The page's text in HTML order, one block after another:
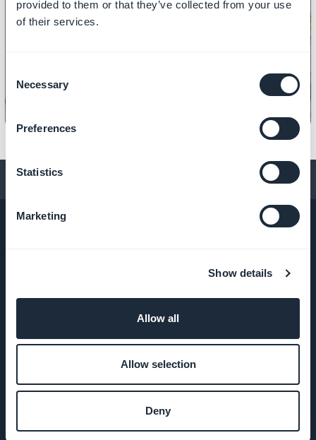
provided to them or that they’ve collected from your use
of their services.
Selection
Necessary
Preferences
Statistics
Marketing
Show details
Allow all
Allow selection
Deny
COLLECTIONS
Comment ajouter une collection
Assistance